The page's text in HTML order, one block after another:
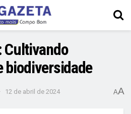
Cultivando
biodiversidade
12 de abril de 2024 AA